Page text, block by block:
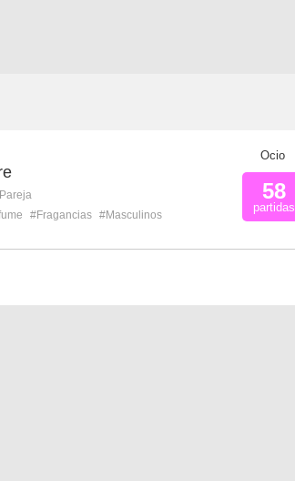
#Fragancias #Masculinos
Ocio
58
partidas